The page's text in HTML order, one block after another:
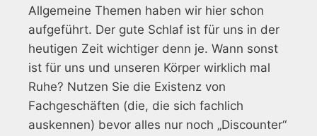
Allgemeine Themen haben wir hier schon
aufgeführt. Der gute Schlaf ist für uns in der
heutigen Zeit wichtiger denn je. Wann sonst
ist für uns und unseren Körper wirklich mal
Ruhe? Nutzen Sie die Existenz von
Fachgeschäften (die, die sich fachlich
auskennen) bevor alles nur noch „Discounter“